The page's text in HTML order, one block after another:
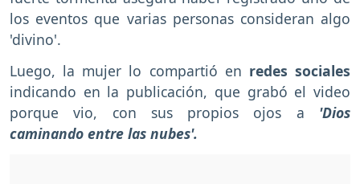
los eventos que varias personas consideran algo
'divino'.
Luego, la mujer lo compartió en redes sociales
indicando en la publicación, que grabó el video
porque vio, con sus propios ojos a 'Dios
caminando entre las nubes'.